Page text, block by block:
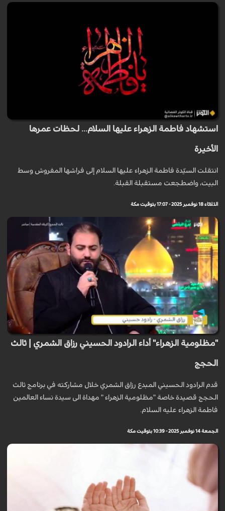
استشهاد فاطمة الزهراء عليها السلام... لحظات عمرها
الأخيرة
انتقلت السيّدة فاطمة الزهراء عليها السلام إلى فراشها المفروش وسط
البيت، واضطجعت مستقبلة القبلة.
الثلاثاء 18 نوفمبر 2025 - 17:07 بتوقيت مكة
"مظلومية الزهراء" أداء الرادود الحسيني رزاق الشمري | ثالث
الحجج
قدم الرادود الحسيني المبدع رزاق الشمري خلال مشاركته في برنامج ثالث
الحجج قصيدة خاصة "مظلومية الزهراء " مهداة الى سيدة نساء العالمين
فاطمة الزهراء عليه السلام.
الجمعة 14 نوفمبر 2025 - 10:39 بتوقيت مكة